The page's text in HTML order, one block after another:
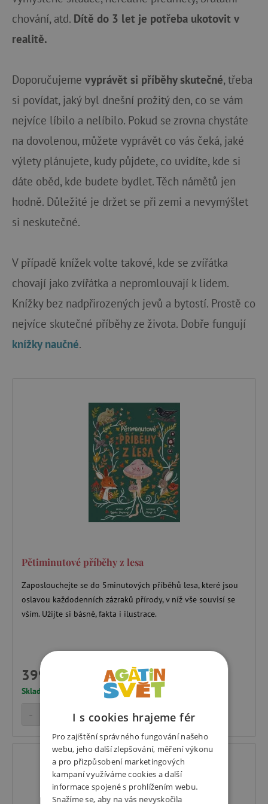
chování, atd. Dítě do 3 let je potřeba ukotovit v
realitě.
Doporučujeme vyprávět si příběhy skutečné, třeba
si povídat, jaký byl dnešní prožitý den, co se vám
nejvíce líbilo a nelíbilo. Pokud se zrovna chystáte
na dovolenou, můžete vyprávět co vás čeká, jaké
výlety plánujete, kudy půjdete, co uvidíte, kde si
dáte oběd, kde budete bydlet. Těch námětů jen
hodně. Důležité je držet se při zemi a nevymýšlet
si neskutečné.
V případě knížek volte takové, kde se zvířátka
chovají jako zvířátka a nepromlouvají k lidem.
Knížky bez nadpřirozených jevů a bytostí. Prostě co
nejvíce skutečné příběhy ze života. Dobře fungují
knížky naučné.
Pětiminutové příběhy z lesa
Zaposlouchejte se do 5minutových příběhů lesa, které jsou
oslavou každodenních zázraků přírody, v níž vše souvisí se
vším. Užijte si básně, fakta i ilustrace.
399 Kč
Skladem
- Přidat do košíku
I s cookies hrajeme fér
Pro zajištění správného fungování našeho
webu, jeho další zlepšování, měření výkonu
a pro přizpůsobení marketingových
kampaní využíváme cookies a další
informace spojené s prohlížením webu.
Snažíme se, aby na vás nevyskočila